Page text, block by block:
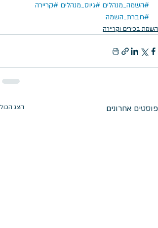
#השמה_מנהלים #גיוס_מנהלים #קריירה
#חברת_השמה
השמת בכירים וקריירה
פוסטים אחרונים הצג הכול